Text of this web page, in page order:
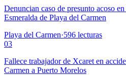
Denuncian caso de presunto acoso
Esmeralda de Playa del Carmen
Playa del Carmen·596 lecturas
03
Fallece trabajador de Xcaret en
Carmen a Puerto Morelos